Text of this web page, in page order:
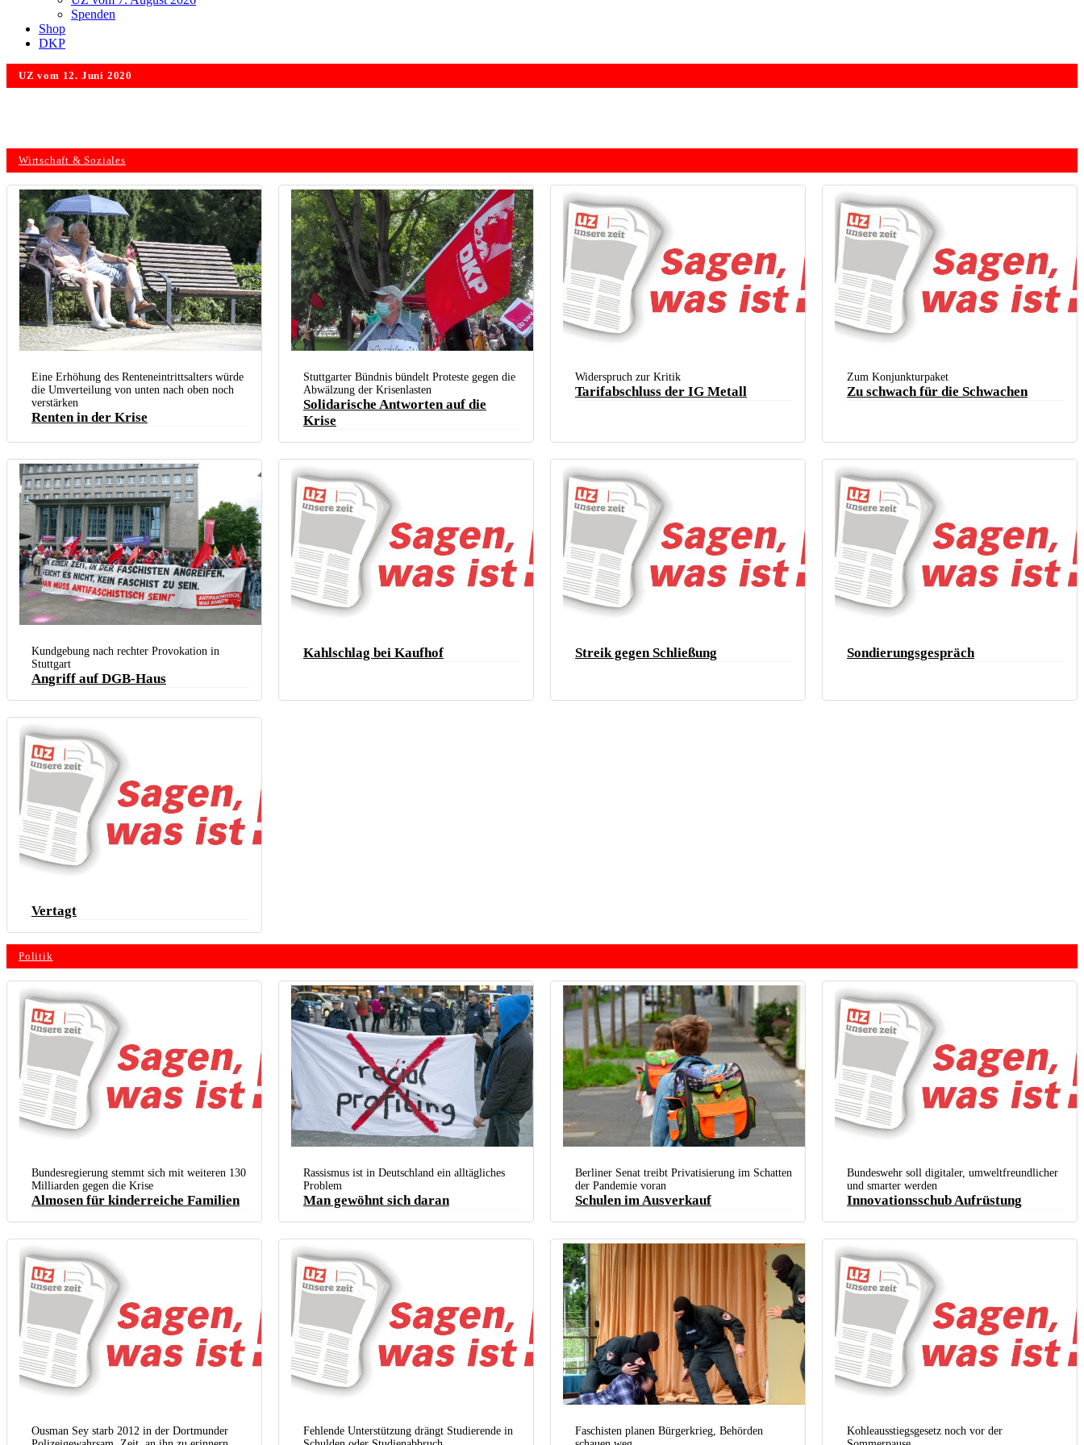
Spenden
Shop
DKP
UZ vom 12. Juni 2020
Wirtschaft & Soziales
die Rentner. Die ist allerdings in den vergangenen 20 Jahren deutlich
Eine Erhöhung des Renteneintrittsalters würde
die Umverteilung von unten nach oben noch
verstärken
Renten in der Krise
Kundgebung des Stuttgarter Krisenbündnisses am 30. Mai (Foto: Christa
Stuttgarter Bündnis bündelt Proteste gegen die
Abwälzung der Krisenlasten
Solidarische Antworten auf die
Krise
Widerspruch zur Kritik
Tarifabschluss der IG Metall
Zum Konjunkturpaket
Zu schwach für die Schwachen
Am 5. Juni zeigten über 300 Kolleginnen und Kollegen am Stuttgarter
Gewerkschaftshaus den Faschisten die Rote Karte. (Foto: Christa Hourani)
Kundgebung nach rechter Provokation in
Stuttgart
Angriff auf DGB-Haus
Kahlschlag bei Kaufhof Streik gegen Schließung Sondierungsgespräch
Vertagt
Politik
Bundesregierung stemmt sich mit weiteren 130
Milliarden gegen die Krise
Almosen für kinderreiche Familien
obwohl man nichts gemacht hat. (Foto: Hans-Dieter Hey / r-mediabase.eu)
Rassismus ist in Deutschland ein alltägliches
Problem
Man gewöhnt sich daran
Schüler werden abgehängt: Privatisierungen treffen Arbeiter- und
Migrantenkinder besonders hart. (Foto: Die Linke NRW)
Berliner Senat treibt Privatisierung im Schatten
der Pandemie voran
Schulen im Ausverkauf
Bundeswehr soll digitaler, umweltfreundlicher
und smarter werden
Innovationsschub Aufrüstung
Ousman Sey starb 2012 in der Dortmunder
Fehlende Unterstützung drängt Studierende in
Faschisten planen Bürgerkrieg, Behörden
Kohleausstiegsgesetz noch vor der